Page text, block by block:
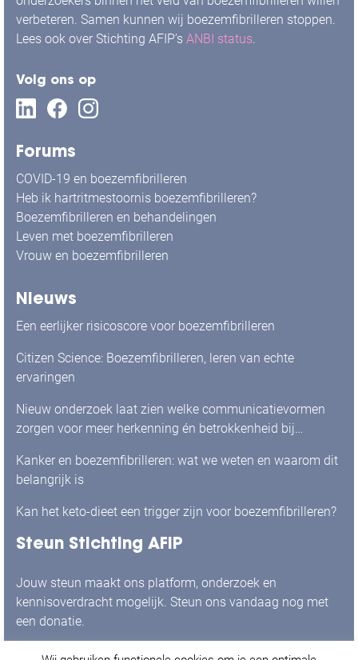
verbeteren. Samen kunnen wij boezemfibrilleren stoppen.
Lees ook over Stichting AFIP’s ANBI status.
Volg ons op
Forums
COVID-19 en boezemfibrilleren
Heb ik hartritmestoornis boezemfibrilleren?
Boezemfibrilleren en behandelingen
Leven met boezemfibrilleren
Vrouw en boezemfibrilleren
Nieuws
Een eerlijker risicoscore voor boezemfibrilleren
Citizen Science: Boezemfibrilleren, leren van echte
ervaringen
Nieuw onderzoek laat zien welke communicatievormen
zorgen voor meer herkenning én betrokkenheid bij
Kanker en boezemfibrilleren: wat we weten en waarom dit
belangrijk is
Kan het keto-dieet een trigger zijn voor boezemfibrilleren?
Steun Stichting AFIP
Jouw steun maakt ons platform, onderzoek en
kennisoverdracht mogelijk. Steun ons vandaag nog met
een donatie.